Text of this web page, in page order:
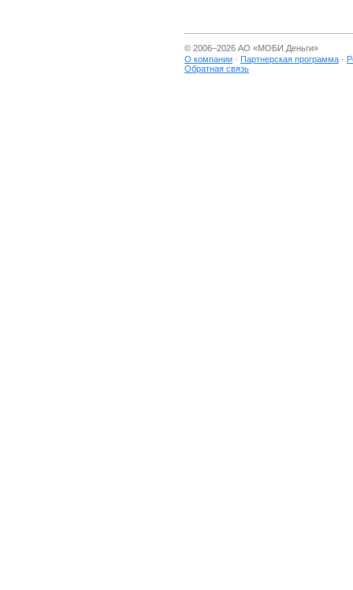
© 2006–2026 АО «МОБИ.Деньги»
О компании · Партнерская программа ·
Обратная связь